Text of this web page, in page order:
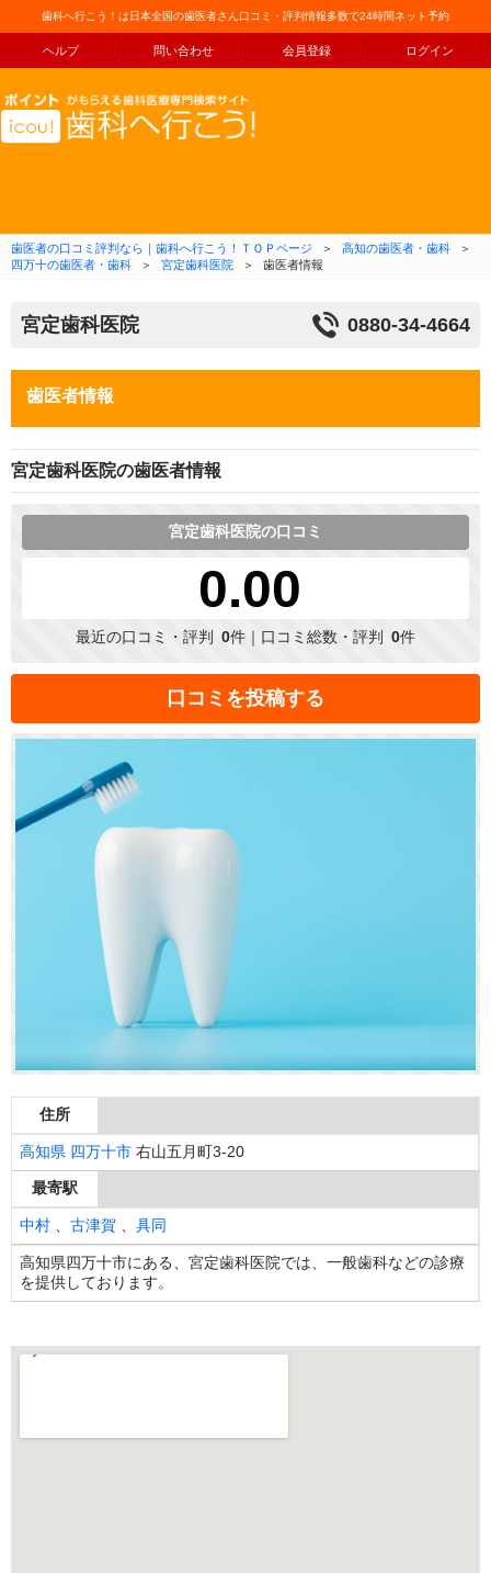
歯科へ行こう！は日本全国の歯医者さん口コミ・評判情報多数で24時間ネット予約
ヘルプ 問い合わせ 会員登録 ログイン
コンテンツへ移動
歯医者の口コミ評判なら｜歯科へ行こう！ＴＯＰページ ＞ 高知の歯医者・歯科
＞
四万十の歯医者・歯科
＞ 宮定歯科医院 ＞ 歯医者情報
宮定歯科医院 0880-34-4664
歯医者情報
宮定歯科医院の歯医者情報
宮定歯科医院の口コミ
0.00
最近の口コミ・評判 0件｜口コミ総数・評判 0件
口コミを投稿する
住所
高知県 四万十市 右山五月町3-20
最寄駅
中村 古津賀 具同
高知県四万十市にある、宮定歯科医院では、一般歯科などの診療
を提供しております。